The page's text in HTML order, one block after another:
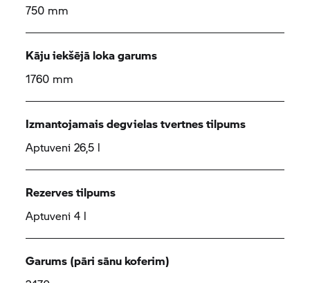
750 mm
Kāju iekšējā loka garums
1760 mm
Izmantojamais degvielas tvertnes tilpums
Aptuveni 26,5 l
Rezerves tilpums
Aptuveni 4 l
Garums (pāri sānu koferim)